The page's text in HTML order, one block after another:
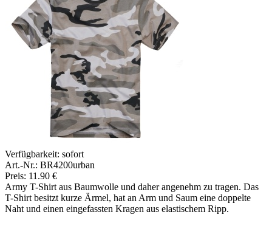
Verfügbarkeit: sofort
Art.-Nr.: BR4200urban
Preis: 11.90 €
Army T-Shirt aus Baumwolle und daher angenehm zu tragen. Das
T-Shirt besitzt kurze Ärmel, hat an Arm und Saum eine doppelte
Naht und einen eingefassten Kragen aus elastischem Ripp.